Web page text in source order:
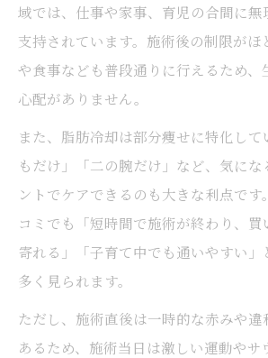
域では、仕事や家事、育児の合間に無
支持されています。施術後の制限がほ
や食事なども普段通りに行えるため、
心配がありません。
また、脂肪冷却は部分痩せに特化して
もだけ」「二の腕だけ」など、気にな
ントでケアできるのも大きな利点です
コミでも「短時間で施術が終わり、買
寄れる」「子育て中でも通いやすい
多く見られます。
ただし、施術直後は一時的な赤みや
あるため、施術当日は激しい運動やサ